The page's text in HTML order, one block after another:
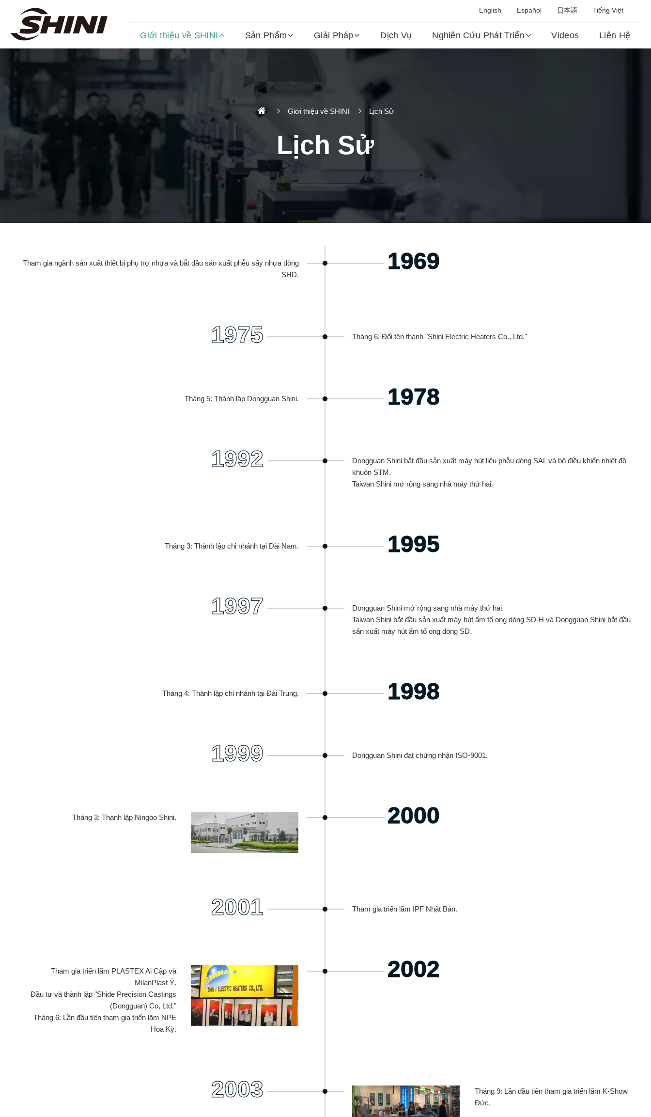
English Español 日本語 Tiếng Việt
Giới thiệu về SHINI Sản Phẩm Giải Pháp Dịch Vụ Nghiên Cứu Phát Triển Videos Liên Hệ
Giới thiệu về SHINI Lịch Sử
Lịch Sử
1969
Tham gia ngành sản xuất thiết bị phụ trợ nhựa và bắt đầu sản xuất phễu sấy nhựa dòng
SHD.
1975 Tháng 6: Đổi tên thành "Shini Electric Heaters Co., Ltd."
1978
Tháng 5: Thành lập Dongguan Shini.
1992
Dongguan Shini bắt đầu sản xuất máy hút liệu phễu dòng SAL và bộ điều khiển nhiệt độ
khuôn STM.
Taiwan Shini mở rộng sang nhà máy thứ hai.
1995
Tháng 3: Thành lập chi nhánh tại Đài Nam.
1997
Dongguan Shini mở rộng sang nhà máy thứ hai.
Taiwan Shini bắt đầu sản xuất máy hút ẩm tổ ong dòng SD-H và Dongguan Shini bắt đầu
sản xuất máy hút ẩm tổ ong dòng SD.
1998
Tháng 4: Thành lập chi nhánh tại Đài Trung.
1999 Dongguan Shini đạt chứng nhận ISO-9001.
2000
Tháng 3: Thành lập Ningbo Shini.
2001 Tham gia triển lãm IPF Nhật Bản.
2002
Tham gia triển lãm PLASTEX Ai Cập và
MilanPlast Ý.
Đầu tư và thành lập "Shide Precision Castings
(Dongguan) Co, Ltd."
Tháng 6: Lần đầu tiên tham gia triển lãm NPE
Hoa Kỳ.
2003
Tháng 9: Lần đầu tiên tham gia triển lãm K-Show
Đức.